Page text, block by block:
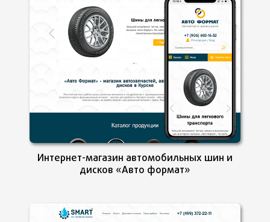
Интернет-магазин автомобильных шин и
дисков «Авто формат»